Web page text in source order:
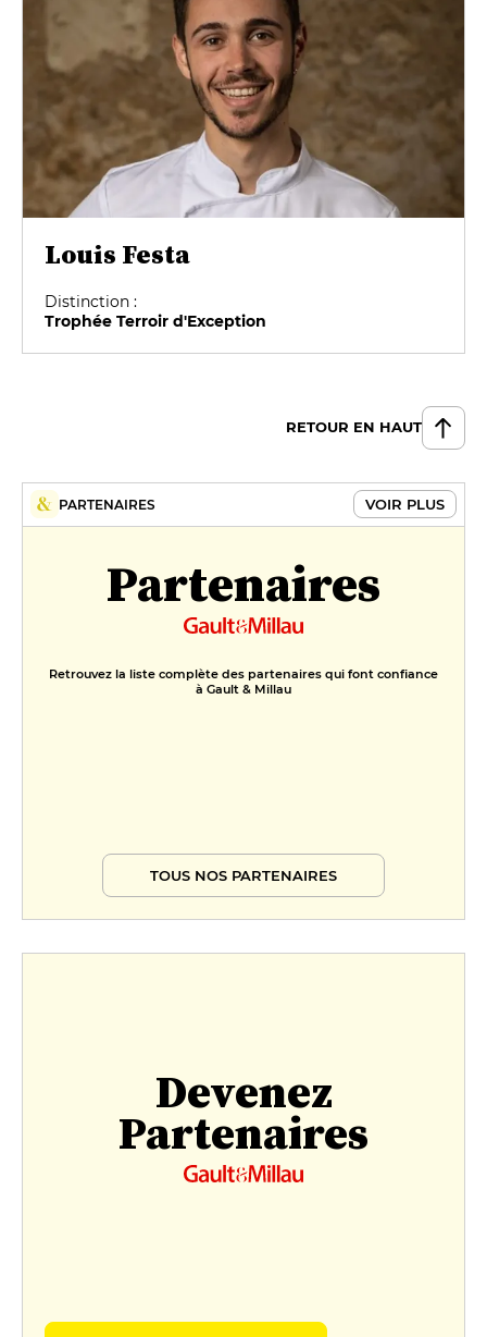
Louis Festa
Distinction :
Trophée Terroir d'Exception
RETOUR EN HAUT
PARTENAIRES VOIR PLUS
Partenaires
Retrouvez la liste complète des partenaires qui font confiance
à Gault & Millau
TOUS NOS PARTENAIRES
Devenez
Partenaires